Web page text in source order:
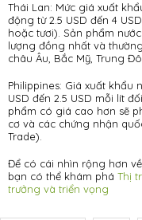
Thái Lan: Mức giá xuất
động từ 2.5 USD đến 4
hoặc tươi). Sản phẩm
lượng đồng nhất và
châu Âu, Bắc Mỹ, Trung
Philippines: Giá xuất khẩu
USD đến 2.5 USD mỗi lít
phẩm có giá cao hơn sẽ
cơ và các chứng nhận
Trade).
Để có cái nhìn rộng hơn
bạn có thể khám phá Thị
trưởng và triển vọng